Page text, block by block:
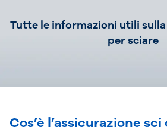
Tutte le informazioni utili
per sciare
Cos’è l’assicurazione